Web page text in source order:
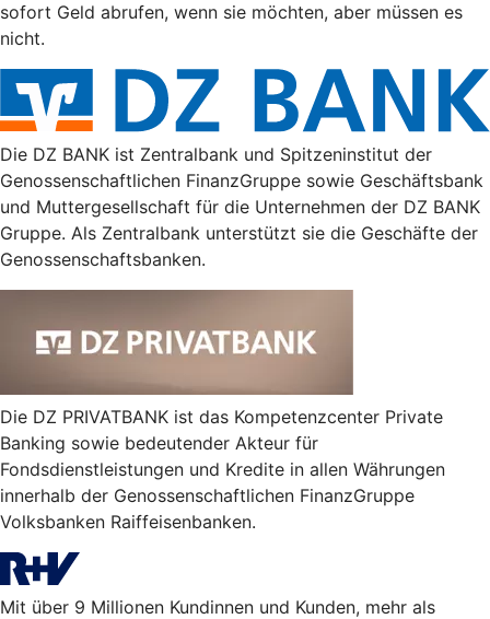
sofort Geld abrufen, wenn sie möchten, aber müssen es
nicht.
Die DZ BANK ist Zentralbank und Spitzeninstitut der
Genossenschaftlichen FinanzGruppe sowie Geschäftsbank
und Muttergesellschaft für die Unternehmen der DZ BANK
Gruppe. Als Zentralbank unterstützt sie die Geschäfte der
Genossenschaftsbanken.
Die DZ PRIVATBANK ist das Kompetenzcenter Private
Banking sowie bedeutender Akteur für
Fondsdienstleistungen und Kredite in allen Währungen
innerhalb der Genossenschaftlichen FinanzGruppe
Volksbanken Raiffeisenbanken.
Mit über 9 Millionen Kundinnen und Kunden, mehr als